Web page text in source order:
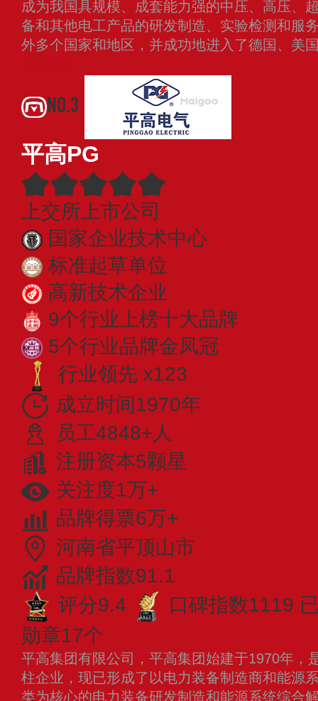
成为我国具规模、成套能力强的中压、高压、
备和其他电工产品的研发制造、实验检测和服
外多个国家和地区，并成功地进入了德国、美
NO.3
平高PG
上交所上市公司
国家企业技术中心
标准起草单位
高新技术企业
9个行业上榜十大品牌
5个行业品牌金凤冠
行业领先 x123
成立时间1970年
员工4848+人
注册资本5颗星
关注度1万+
品牌得票6万+
河南省平顶山市
品牌指数91.1
评分9.4
口碑指数1119
勋章17个
平高集团有限公司，平高集团始建于1970年，
柱企业，现已形成了以电力装备制造商和能源
类为核心的电力装备研发制造和能源系统综合